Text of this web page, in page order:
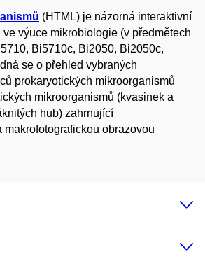
(HTML) je názorná interaktivní
výuce mikrobiologie (v předmětech
Bi5710c, Bi2050, Bi2050c,
se o přehled vybraných
prokaryotických mikroorganismů
mikroorganismů (kvasinek a
hub) zahrnující
makrofotografickou obrazovou